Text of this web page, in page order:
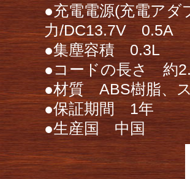
●充電電源(充電ア
力/DC13.7V 0.5A
●集塵容積 0.3L
●コードの長さ 約
●材質 ABS樹脂、
●保証期間 1年
●生産国 中国